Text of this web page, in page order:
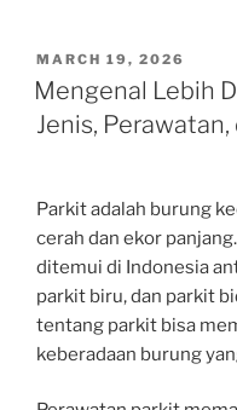
POSTED
ON
MARCH 19, 2026
Mengenal Lebih
Jenis,
Parkit adalah burung
cerah dan ekor
ditemui di Indonesia
parkit biru, dan parkit
tentang parkit bisa
keberadaan burung